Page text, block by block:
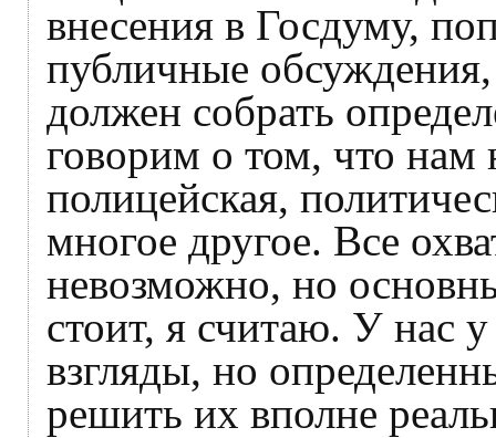
внесения в Госдуму,
публичные
должен собрать
говорим о том, что
полицейская,
многое другое. Все
невозможно, но
стоит, я считаю. У нас
взгляды, но
решить их вполне